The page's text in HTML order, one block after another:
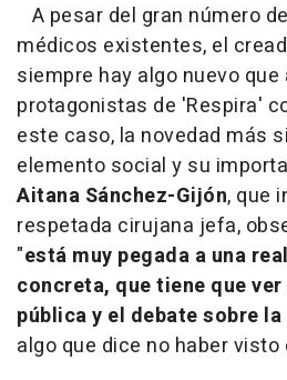
A pesar del gran número
médicos existentes, el
siempre hay algo nuevo que
protagonistas de 'Respira'
este caso, la novedad más
elemento social y su
Aitana Sánchez-Gijón, que
respetada cirujana jefa,
"está muy pegada a una
concreta, que tiene que
pública y el debate sobre
algo que dice no haber